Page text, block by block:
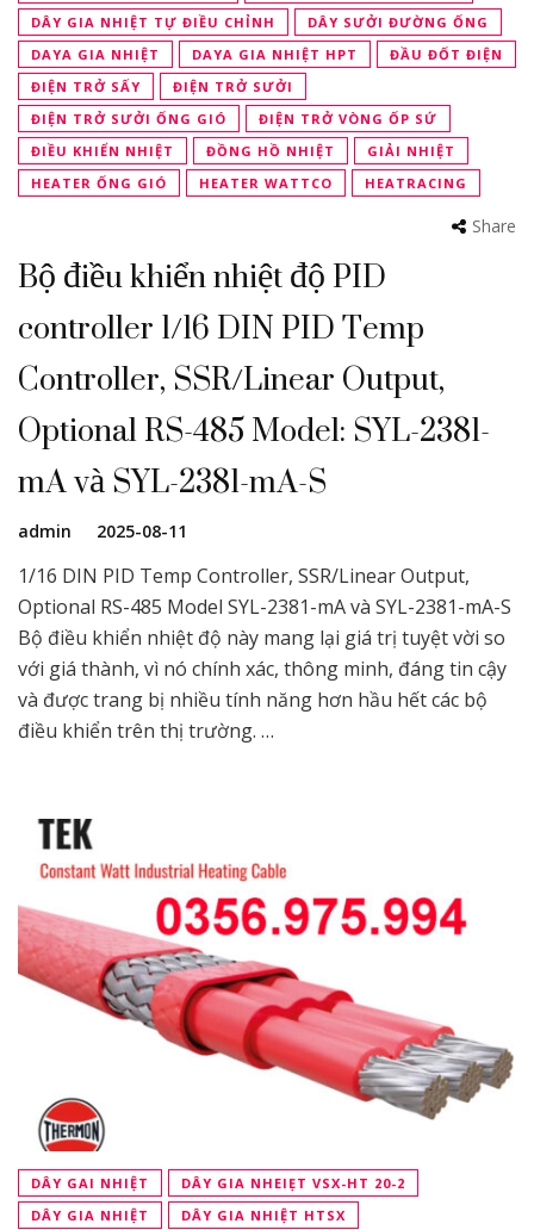
DÂY GIA NHIỆT TỰ ĐIỀU CHỈNH
DÂY SƯỞI ĐƯỜNG ỐNG
DAYA GIA NHIỆT
DAYA GIA NHIỆT HPT
ĐẦU ĐỐT ĐIỆN
ĐIỆN TRỞ SẤY
ĐIỆN TRỞ SƯỞI
ĐIỆN TRỞ SƯỞI ỐNG GIÓ
ĐIỆN TRỞ VÒNG ỐP SỨ
ĐIỀU KHIỂN NHIỆT
ĐỒNG HỒ NHIỆT
GIẢI NHIỆT
HEATER ỐNG GIÓ
HEATER WATTCO HEATRACING
Share
Bộ điều khiển nhiệt độ PID
controller 1/16 DIN PID Temp
Controller, SSR/Linear Output,
Optional RS-485 Model: SYL-2381-
mA và SYL-2381-mA-S
admin 2025-08-11
1/16 DIN PID Temp Controller, SSR/Linear Output,
Optional RS-485 Model SYL-2381-mA và SYL-2381-mA-S
Bộ điều khiển nhiệt độ này mang lại giá trị tuyệt vời so
với giá thành, vì nó chính xác, thông minh, đáng tin cậy
và được trang bị nhiều tính năng hơn hầu hết các bộ
điều khiển trên thị trường. …
DÂY GAI NHIỆT
DÂY GIA NHEIẸT VSX-HT 20-2
DÂY GIA NHIỆT
DÂY GIA NHIỆT HTSX